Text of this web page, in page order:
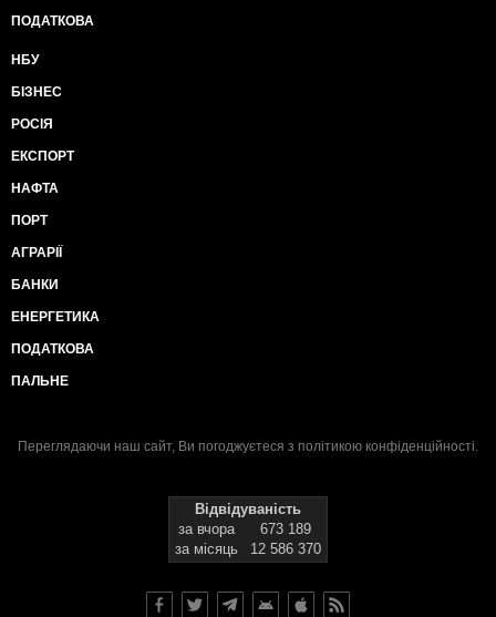
ПОДАТКОВА
НБУ
БІЗНЕС
РОСІЯ
ЕКСПОРТ
НАФТА
ПОРТ
АГРАРІЇ
БАНКИ
ЕНЕРГЕТИКА
ПОДАТКОВА
ПАЛЬНЕ
Переглядаючи наш сайт, Ви погоджуєтеся з політикою конфіденційності.
Відвідуваність
за вчора
673 189
за місяць
12 586 370